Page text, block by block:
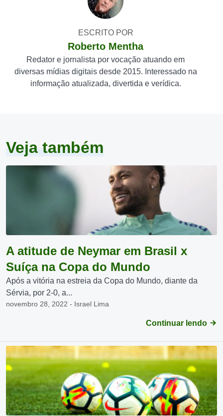
ESCRITO POR
Roberto Mentha
Redator e jornalista por vocação atuando em
diversas mídias digitais desde 2015. Interessado na
informação atualizada, divertida e verídica.
Veja também
A atitude de Neymar em Brasil x
Suíça na Copa do Mundo
Após a vitória na estreia da Copa do Mundo, diante da
Sérvia, por 2-0, a...
novembro 28, 2022 - Israel Lima
Continuar lendo